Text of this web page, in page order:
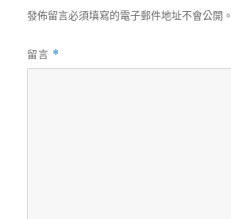
發佈留言必須填寫的電子郵件地址不會公開。
留言 *